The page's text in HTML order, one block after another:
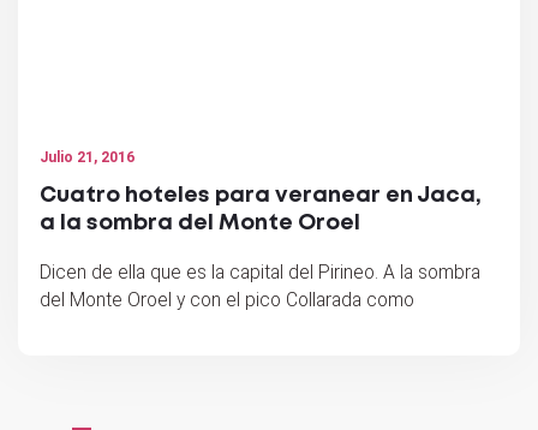
Julio 21, 2016
Cuatro hoteles para veranear en Jaca,
a la sombra del Monte Oroel
Dicen de ella que es la capital del Pirineo. A la sombra
del Monte Oroel y con el pico Collarada como